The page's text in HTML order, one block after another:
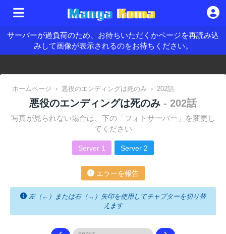
サーバーが過負荷のため、お待ちいただくかページを再読み込
みして画像が表示されるのをお待ちください。
ホームページ › 悪役のエンディングは死のみ › 202話
悪役のエンディングは死のみ - 202話
写真が見られない場合は、下の「フォトサーバー」を変更し
てください
Server 1 Server 2
エラーを報告
左（←）または右（→）矢印を使用してチャプターを切り替
えます